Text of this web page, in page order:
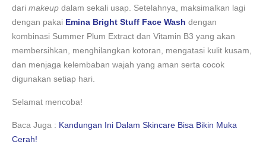
dari makeup dalam sekali usap. Setelahnya, maksimalkan lagi
dengan pakai Emina Bright Stuff Face Wash dengan
kombinasi Summer Plum Extract dan Vitamin B3 yang akan
membersihkan, menghilangkan kotoran, mengatasi kulit kusam,
dan menjaga kelembaban wajah yang aman serta cocok
digunakan setiap hari.
Selamat mencoba!
Baca Juga : Kandungan Ini Dalam Skincare Bisa Bikin Muka
Cerah!